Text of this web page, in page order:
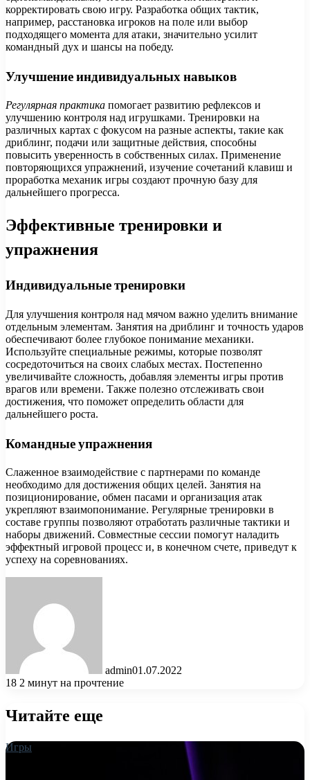
корректировать свою игру. Разработка общих тактик,
например, расстановка игроков на поле или выбор
подходящего момента для атаки, значительно усилит
командный дух и шансы на победу.
Улучшение индивидуальных навыков
Регулярная практика помогает развитию рефлексов и
улучшению контроля над игрушками. Тренировки на
различных картах с фокусом на разные аспекты, такие как
дриблинг, подачи или защитные действия, способны
повысить уверенность в собственных силах. Применение
повторяющихся упражнений, изучение сочетаний клавиш и
проработка механик игры создают прочную базу для
дальнейшего прогресса.
Эффективные тренировки и
упражнения
Индивидуальные тренировки
Для улучшения контроля над мячом важно уделить внимание
отдельным элементам. Занятия на дриблинг и точность ударов
обеспечивают более глубокое понимание механики.
Используйте специальные режимы, которые позволят
сосредоточиться на своих слабых местах. Постепенно
увеличивайте сложность, добавляя элементы игры против
врагов или времени. Также полезно отслеживать свои
достижения, что поможет определить области для
дальнейшего роста.
Командные упражнения
Слаженное взаимодействие с партнерами по команде
необходимо для достижения общих целей. Занятия на
позиционирование, обмен пасами и организация атак
укрепляют взаимопонимание. Регулярные тренировки в
составе группы позволяют отработать различные тактики и
наборы движений. Совместные сессии помогут наладить
эффектный игровой процесс и, в конечном счете, приведут к
успеху на соревнованиях.
admin01.07.2022
18 2 минут на прочтение
Читайте еще
Игры